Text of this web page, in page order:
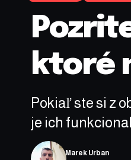
ktoré
Pokiaľ ste si z
je ich
Marek Urban